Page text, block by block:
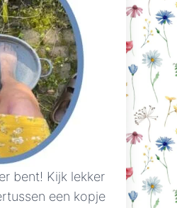
bent! Kijk lekker
een kopje